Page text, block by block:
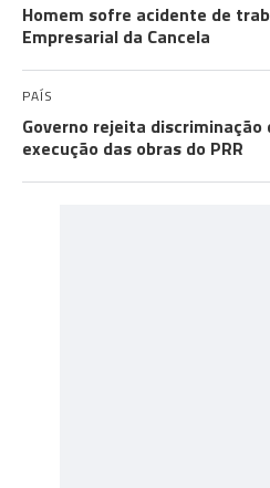
Homem sofre acidente de
Empresarial da Cancela
PAÍS
Governo rejeita discriminação
execução das obras do PRR